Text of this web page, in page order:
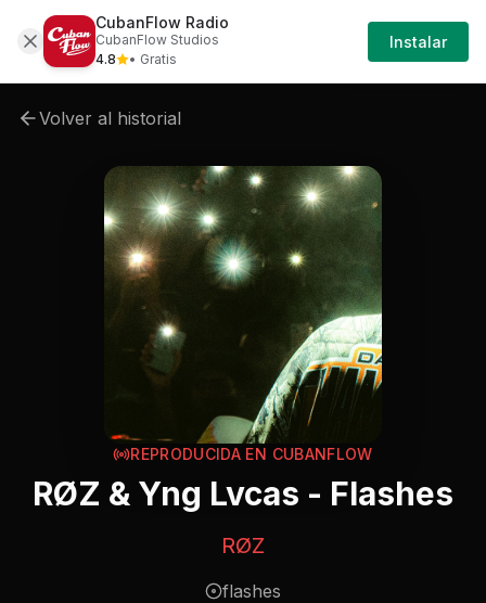
Cancion Rz-rz-yng-lvcas-flashes
Iniciar
Sesión
Volver al historial
REPRODUCIDA EN CUBANFLOW
RØZ & Yng Lvcas - Flashes
RØZ
flashes
CubanFlow Radio
CubanFlow Studios
4.8
• Gratis
Instalar